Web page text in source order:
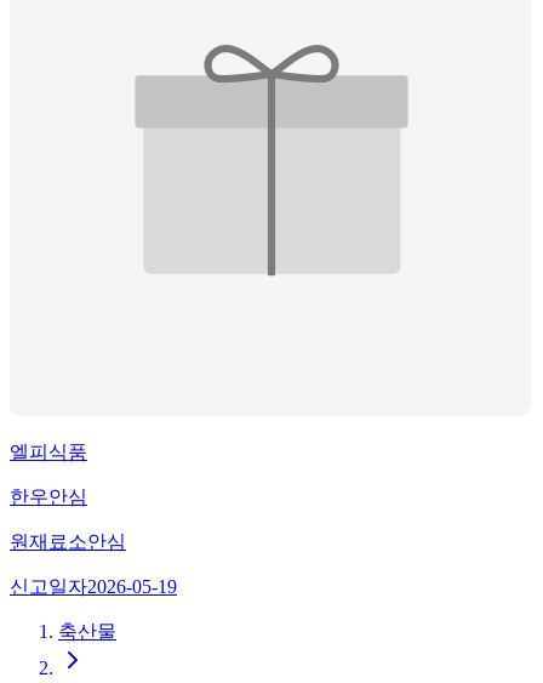
엘피식품
한우안심
원재료소안심
신고일자2026-05-19
축산물